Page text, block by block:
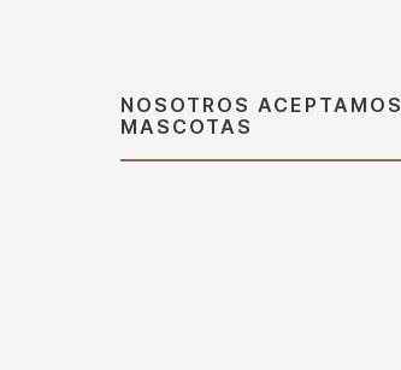
NOSOTROS ACEPTAMOS
MASCOTAS